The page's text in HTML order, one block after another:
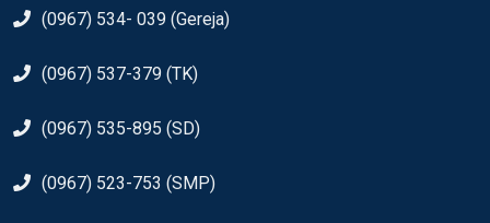
(0967) 534- 039 (Gereja)
(0967) 537-379 (TK)
(0967) 535-895 (SD)
(0967) 523-753 (SMP)